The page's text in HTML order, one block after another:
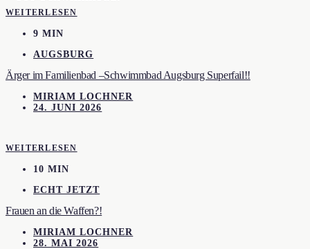
WEITERLESEN
9 MIN
AUGSBURG
Ärger im Familienbad –Schwimmbad Augsburg Superfail!!
MIRIAM LOCHNER
24. JUNI 2026
WEITERLESEN
10 MIN
ECHT JETZT
Frauen an die Waffen?!
MIRIAM LOCHNER
28. MAI 2026